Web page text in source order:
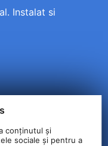
Instalat si
conținutul și
sociale și pentru a